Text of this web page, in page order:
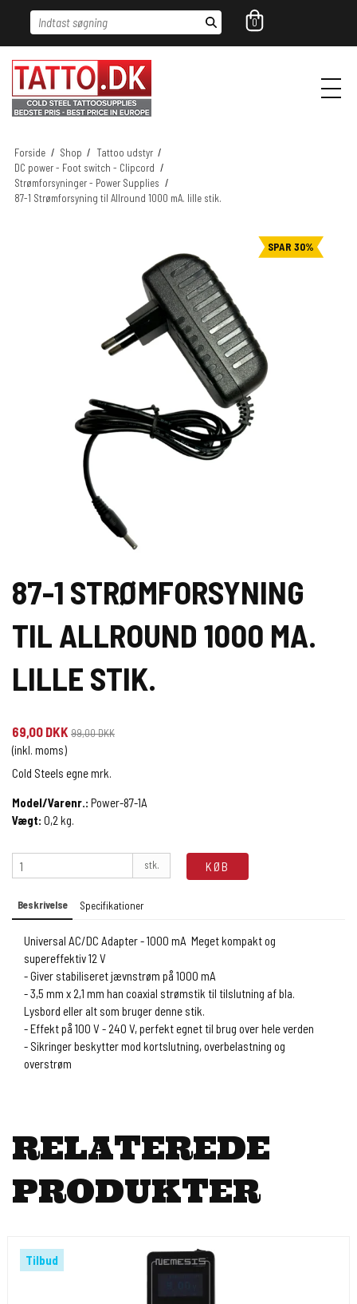
Indtast søgning 0
Forside / Shop / Tattoo udstyr /
DC power - Foot switch - Clipcord /
Strømforsyninger - Power Supplies /
87-1 Strømforsyning til Allround 1000 mA. lille stik.
SPAR 30%
87-1 STRØMFORSYNING
TIL ALLROUND 1000 MA.
LILLE STIK.
69,00 DKK 99,00 DKK
(inkl. moms)
Cold Steels egne mrk.
Model/Varenr.: Power-87-1A
Vægt: 0,2 kg.
stk. KØB
Beskrivelse Specifikationer
Universal AC/DC Adapter - 1000 mA Meget kompakt og
supereffektiv 12 V
- Giver stabiliseret jævnstrøm på 1000 mA
- 3,5 mm x 2,1 mm han coaxial strømstik til tilslutning af bla.
Lysbord eller alt som bruger denne stik.
- Effekt på 100 V - 240 V, perfekt egnet til brug over hele verden
- Sikringer beskytter mod kortslutning, overbelastning og
overstrøm
RELATEREDE
PRODUKTER
Tilbud